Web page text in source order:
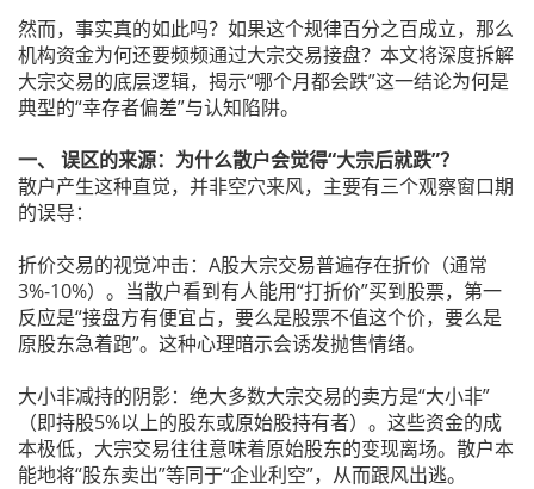
然而，事实真的如此吗？如果这个规律百分之百成立，那么
机构资金为何还要频频通过大宗交易接盘？本文将深度拆解
大宗交易的底层逻辑，揭示“哪个月都会跌”这一结论为何是
典型的“幸存者偏差”与认知陷阱。
一、 误区的来源：为什么散户会觉得“大宗后就跌”？
散户产生这种直觉，并非空穴来风，主要有三个观察窗口期
的误导：
折价交易的视觉冲击：A股大宗交易普遍存在折价（通常
3%-10%）。当散户看到有人能用“打折价”买到股票，第一
反应是“接盘方有便宜占，要么是股票不值这个价，要么是
原股东急着跑”。这种心理暗示会诱发抛售情绪。
大小非减持的阴影：绝大多数大宗交易的卖方是“大小非”
（即持股5%以上的股东或原始股持有者）。这些资金的成
本极低，大宗交易往往意味着原始股东的变现离场。散户本
能地将“股东卖出”等同于“企业利空”，从而跟风出逃。